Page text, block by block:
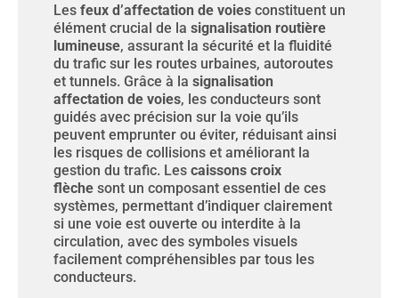
Les feux d’affectation de voies constituent un
élément crucial de la signalisation routière
lumineuse, assurant la sécurité et la fluidité
du trafic sur les routes urbaines, autoroutes
et tunnels. Grâce à la signalisation
affectation de voies, les conducteurs sont
guidés avec précision sur la voie qu’ils
peuvent emprunter ou éviter, réduisant ainsi
les risques de collisions et améliorant la
gestion du trafic. Les caissons croix
flèche sont un composant essentiel de ces
systèmes, permettant d’indiquer clairement
si une voie est ouverte ou interdite à la
circulation, avec des symboles visuels
facilement compréhensibles par tous les
conducteurs.